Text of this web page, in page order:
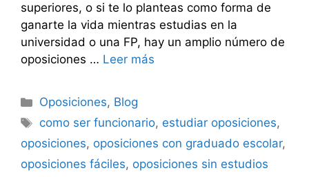
superiores, o si te lo planteas como forma de
ganarte la vida mientras estudias en la
universidad o una FP, hay un amplio número de
oposiciones … Leer más
Categorías
Oposiciones, Blog
Etiquetas
como ser funcionario, estudiar oposiciones,
oposiciones, oposiciones con graduado escolar,
oposiciones fáciles, oposiciones sin estudios